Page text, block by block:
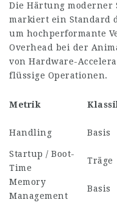
Die Härtung moderner
markiert ein Standard
um hochperformante
Overhead bei der
von Hardware-
flüssige Operationen.
Metrik
Handling Basis
Startup / Boot-
Time
Träge
Memory
Management
Basis